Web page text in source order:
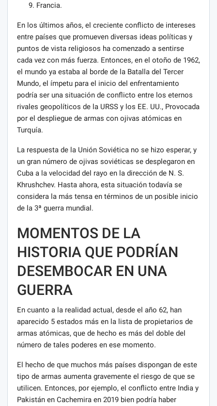
Francia.
En los últimos años, el creciente conflicto de intereses
entre países que promueven diversas ideas políticas y
puntos de vista religiosos ha comenzado a sentirse
cada vez con más fuerza. Entonces, en el otoño de 1962,
el mundo ya estaba al borde de la Batalla del Tercer
Mundo, el ímpetu para el inicio del enfrentamiento
podría ser una situación de conflicto entre los eternos
rivales geopolíticos de la URSS y los EE. UU., Provocada
por el despliegue de armas con ojivas atómicas en
Turquía.
La respuesta de la Unión Soviética no se hizo esperar, y
un gran número de ojivas soviéticas se desplegaron en
Cuba a la velocidad del rayo en la dirección de N. S.
Khrushchev. Hasta ahora, esta situación todavía se
considera la más tensa en términos de un posible inicio
de la 3ª guerra mundial.
MOMENTOS DE LA
HISTORIA QUE PODRÍAN
DESEMBOCAR EN UNA
GUERRA
En cuanto a la realidad actual, desde el año 62, han
aparecido 5 estados más en la lista de propietarios de
armas atómicas, que de hecho es más del doble del
número de tales poderes en ese momento.
El hecho de que muchos más países dispongan de este
tipo de armas aumenta gravemente el riesgo de que se
utilicen. Entonces, por ejemplo, el conflicto entre India y
Pakistán en Cachemira en 2019 bien podría haber